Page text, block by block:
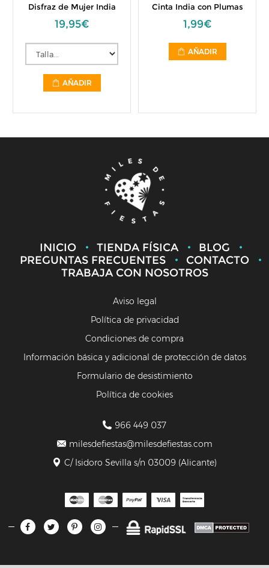
Disfraz de Mujer India
19,95€
AÑADIR
Cinta India con Plumas
1,99€
AÑADIR
INICIO TIENDA FÍSICA
BLOG
PREGUNTAS FRECUENTES
CONTACTO
TRABAJA CON NOSOTROS
Aviso legal
Política de privacidad
Condiciones de compra
Información básica y adicional de protección de datos
Formulario de desistimiento
Política de cookies
966 449 037
milesdefiestas@milesdefiestas.com
C/ Isidoro Sevilla s/n 03009 (Alicante)